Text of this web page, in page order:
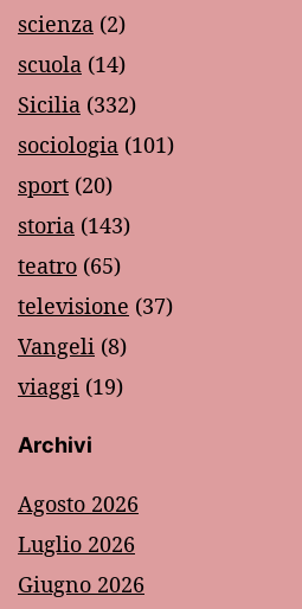
scienza (2)
scuola (14)
Sicilia (332)
sociologia (101)
sport (20)
storia (143)
teatro (65)
televisione (37)
Vangeli (8)
viaggi (19)
Archivi
Agosto 2026
Luglio 2026
Giugno 2026